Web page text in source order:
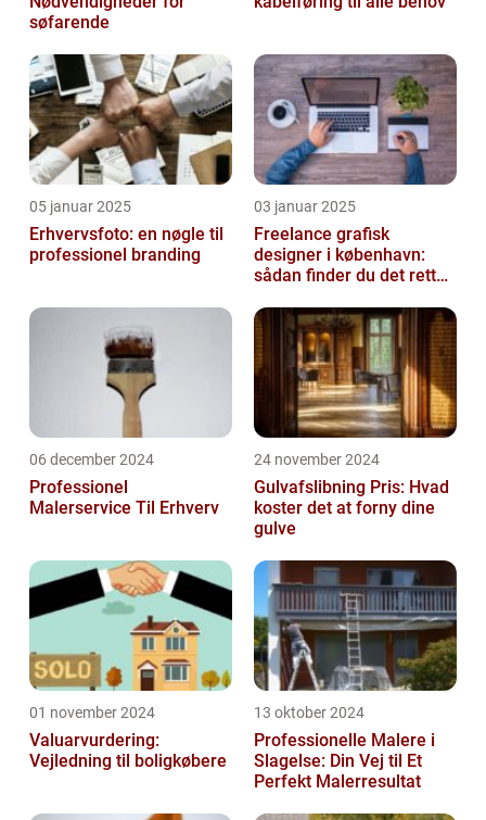
søfarende
05 januar 2025
Erhvervsfoto: en nøgle til
professionel branding
03 januar 2025
Freelance grafisk
designer i københavn:
sådan finder du det rette
06 december 2024
Professionel
Malerservice Til Erhverv
24 november 2024
Gulvafslibning Pris: Hvad
koster det at forny dine
gulve
01 november 2024
Valuarvurdering:
Vejledning til boligkøbere
13 oktober 2024
Professionelle Malere i
Slagelse: Din Vej til Et
Perfekt Malerresultat